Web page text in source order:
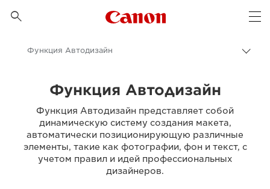

Canon Logo, back to
Бизнес
Программное обеспечение для бизнеса - Canon Россия
Canon PosterArtist - ПО для бизнеса
Функция Автодизайн
Функция Автодизайн
Функция Автодизайн представляет собой
динамическую систему создания макета,
автоматически позиционирующую различные
элементы, такие как фотографии, фон и текст, с
учетом правил и идей профессиональных
дизайнеров.